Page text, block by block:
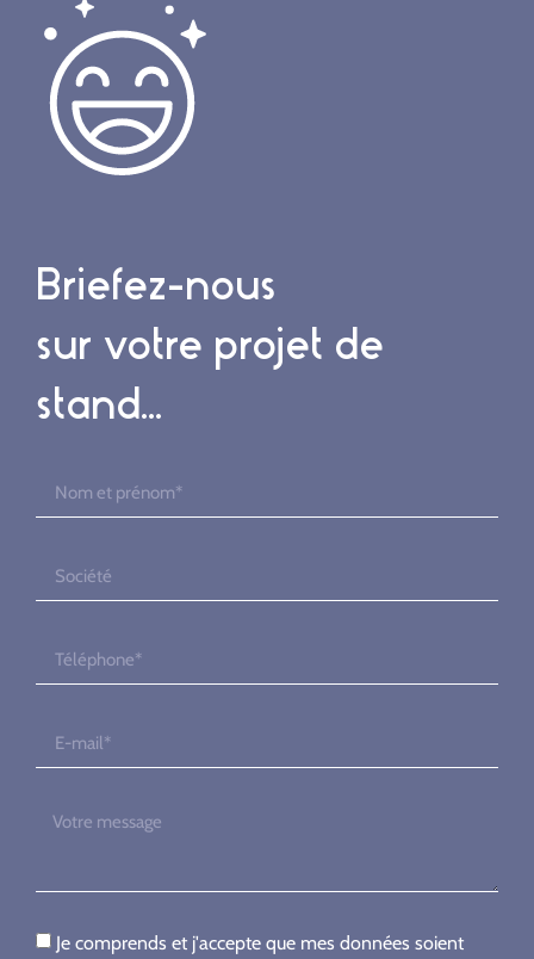
Briefez-nous
sur votre projet de
stand...
Je comprends et j'accepte que mes données soient